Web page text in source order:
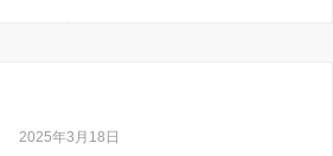
2025年3月18日